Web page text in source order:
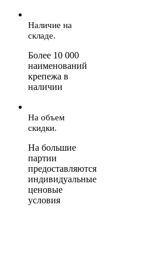
Наличие на
складе.
Более 10 000
наименований
крепежа в
наличии
На объем
скидки.
На большие
партии
предоставляются
индивидуальные
ценовые
условия